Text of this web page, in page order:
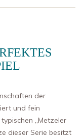
der
und fein
„Metzeler
dieser Serie besitzt